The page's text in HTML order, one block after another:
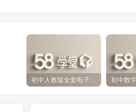
初中人教版全套电子课本 百度网盘分享下载